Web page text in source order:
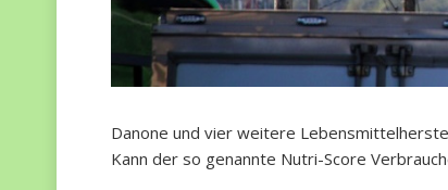
Danone und vier weitere
Kann der so genannte Nutri-Score